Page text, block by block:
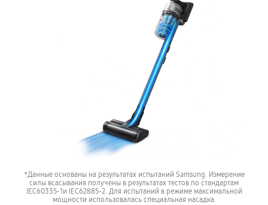
*Данные основаны на результатах испытаний Samsung. Измерение
силы всасывания получены в результатах тестов по стандартам
IEC60335-1и IEC62885-2. Для испытаний в режиме максимальной
мощности использовалась специальная насадка.